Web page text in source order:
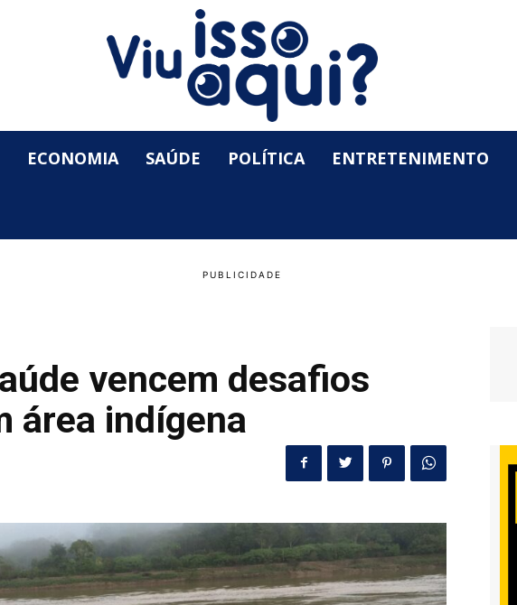
ECONOMIA SAÚDE POLÍTICA ENTRETENIMENTO
vencem desafios
área indígena